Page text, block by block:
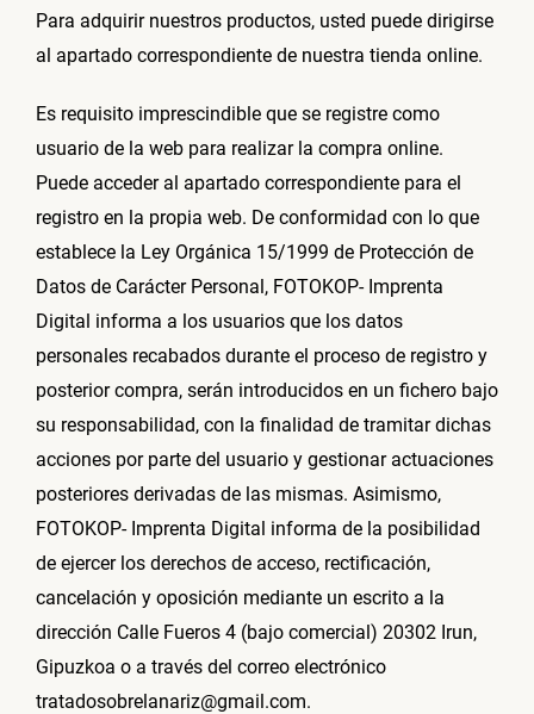
Para adquirir nuestros productos, usted puede dirigirse
al apartado correspondiente de nuestra tienda online.
Es requisito imprescindible que se registre como
usuario de la web para realizar la compra online.
Puede acceder al apartado correspondiente para el
registro en la propia web. De conformidad con lo que
establece la Ley Orgánica 15/1999 de Protección de
Datos de Carácter Personal, FOTOKOP- Imprenta
Digital informa a los usuarios que los datos
personales recabados durante el proceso de registro y
posterior compra, serán introducidos en un fichero bajo
su responsabilidad, con la finalidad de tramitar dichas
acciones por parte del usuario y gestionar actuaciones
posteriores derivadas de las mismas. Asimismo,
FOTOKOP- Imprenta Digital informa de la posibilidad
de ejercer los derechos de acceso, rectificación,
cancelación y oposición mediante un escrito a la
dirección Calle Fueros 4 (bajo comercial) 20302 Irun,
Gipuzkoa o a través del correo electrónico
tratadosobrelanariz@gmail.com.